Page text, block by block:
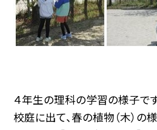
４年生の理科の学習の様子です
校庭に出て、春の植物（木）